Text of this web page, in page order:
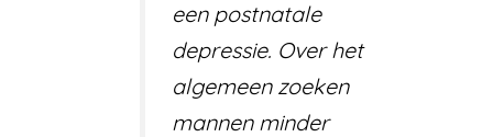
een postnatale
depressie. Over het
algemeen zoeken
mannen minder